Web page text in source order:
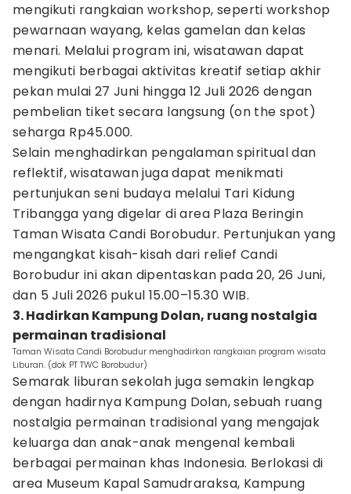
mengikuti rangkaian workshop, seperti workshop
pewarnaan wayang, kelas gamelan dan kelas
menari. Melalui program ini, wisatawan dapat
mengikuti berbagai aktivitas kreatif setiap akhir
pekan mulai 27 Juni hingga 12 Juli 2026 dengan
pembelian tiket secara langsung (on the spot)
seharga Rp45.000.
Selain menghadirkan pengalaman spiritual dan
reflektif, wisatawan juga dapat menikmati
pertunjukan seni budaya melalui Tari Kidung
Tribangga yang digelar di area Plaza Beringin
Taman Wisata Candi Borobudur. Pertunjukan yang
mengangkat kisah-kisah dari relief Candi
Borobudur ini akan dipentaskan pada 20, 26 Juni,
dan 5 Juli 2026 pukul 15.00–15.30 WIB.
3. Hadirkan Kampung Dolan, ruang nostalgia
permainan tradisional
Taman Wisata Candi Borobudur menghadirkan rangkaian program wisata
Liburan. (dok PT TWC Borobudur)
Semarak liburan sekolah juga semakin lengkap
dengan hadirnya Kampung Dolan, sebuah ruang
nostalgia permainan tradisional yang mengajak
keluarga dan anak-anak mengenal kembali
berbagai permainan khas Indonesia. Berlokasi di
area Museum Kapal Samudraraksa, Kampung